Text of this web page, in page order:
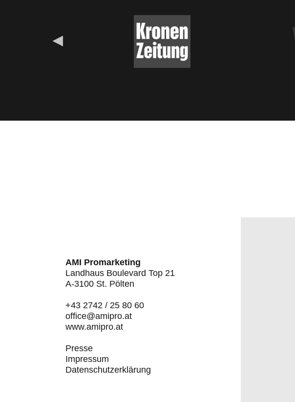
AMI Promarketing
Landhaus Boulevard Top 21
A-3100 St. Pölten
+43 2742 / 25 80 60
office@amipro.at
www.amipro.at
Presse
Impressum
Datenschutzerklärung